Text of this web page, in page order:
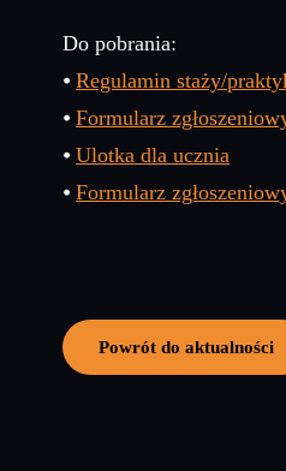
Do pobrania:
⦁ Regulamin staży/
⦁ Formularz
⦁ Ulotka dla ucznia
⦁ Formularz
Powrót do aktualności